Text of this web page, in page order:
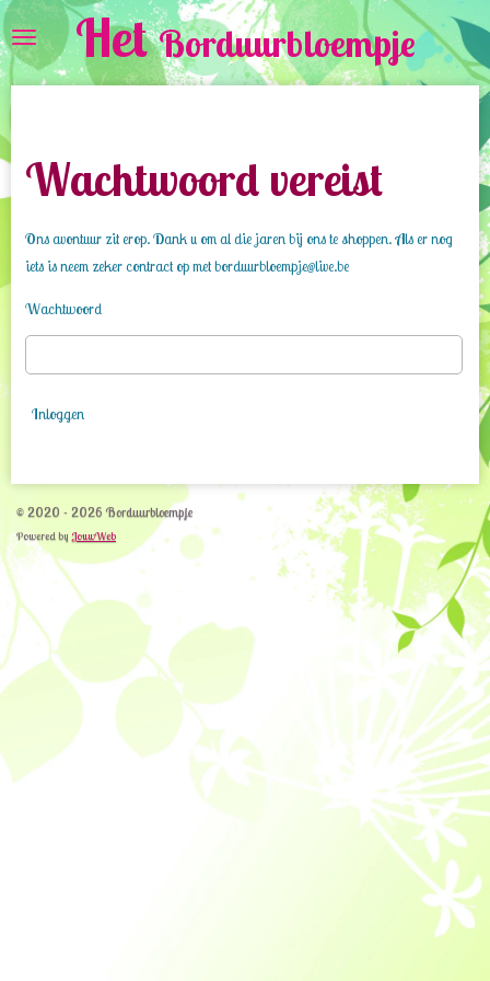
Ga
direct
naar
de
hoofdinhoud
HetBorduurbloempje
Wachtwoord vereist
Ons avontuur zit erop. Dank u om al die jaren bij ons te shoppen. Als er nog
iets is neem zeker contract op met borduurbloempje@live.be
Wachtwoord
Inloggen
© 2020 - 2026 Borduurbloempje
Powered by JouwWeb